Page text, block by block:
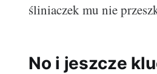
śliniaczek mu nie
No i jeszcze